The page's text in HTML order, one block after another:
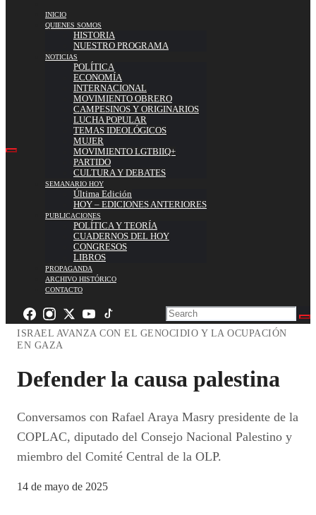
INICIO
QUIENES SOMOS
HISTORIA
NUESTRO PROGRAMA
NOTICIAS
POLÍTICA
ECONOMÍA
INTERNACIONAL
MOVIMIENTO OBRERO
CAMPESINOS Y ORIGINARIOS
LUCHA POPULAR
TEMAS IDEOLÓGICOS
MUJER
MOVIMIENTO LGTBIIQ+
PARTIDO
CULTURA Y DEBATES
SEMANARIO HOY
Última Edición
HOY – EDICIONES ANTERIORES
PUBLICACIONES
POLÍTICA Y TEORÍA
CUADERNOS DEL HOY
CONGRESOS
LIBROS
PROPAGANDA
ARCHIVO HISTÓRICO
CONTACTO
ISRAEL AVANZA CON EL GENOCIDIO Y LA OCUPACIÓN
EN GAZA
Defender la causa palestina
Conversamos con Rafael Araya Masry presidente de la
COPLAC, diputado del Consejo Nacional Palestino y
miembro del Comité Central de la OLP.
14 de mayo de 2025